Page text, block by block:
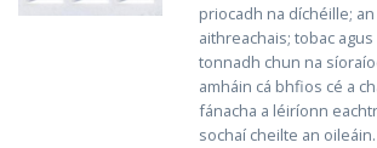
priocadh na díchéille;
aithreachais; tobac
tonnadh chun na
amháin cá bhfios cé a
fánacha a léiríonn
sochaí cheilte an oileáin.